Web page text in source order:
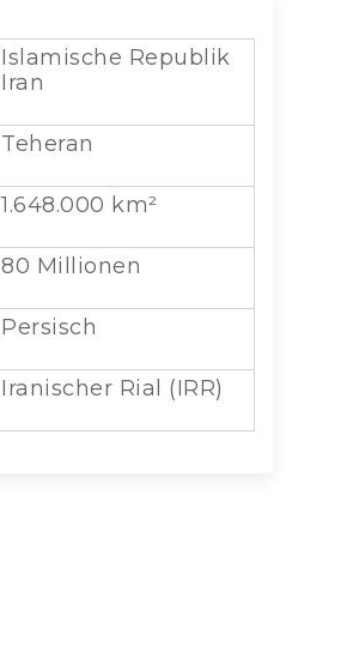
Islamische Republik
Iran
Teheran
1.648.000 km²
80 Millionen
Persisch
Iranischer Rial (IRR)